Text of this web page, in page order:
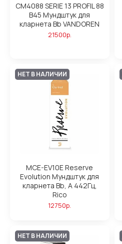
CM4088 SERIE 13 PROFIL 88
B45 Мундштук для
кларнета Bb VANDOREN
21500р.
НЕТ В НАЛИЧИИ
MCE-EV10E Reserve
Evolution Мундштук для
кларнета Bb, А 442Гц,
Rico
12750р.
НЕТ В НАЛИЧИИ